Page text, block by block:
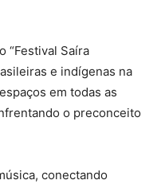
“Festival Saíra
e indígenas na
em todas as
o preconceito
conectando